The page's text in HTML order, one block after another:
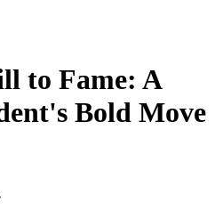
to Fame: A
Bold Move